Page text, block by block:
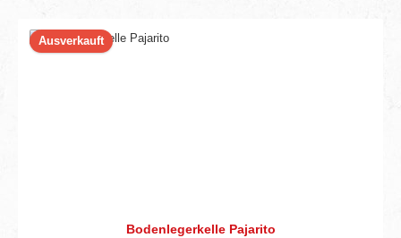
Ausverkauft
Bodenlegerkelle Pajarito